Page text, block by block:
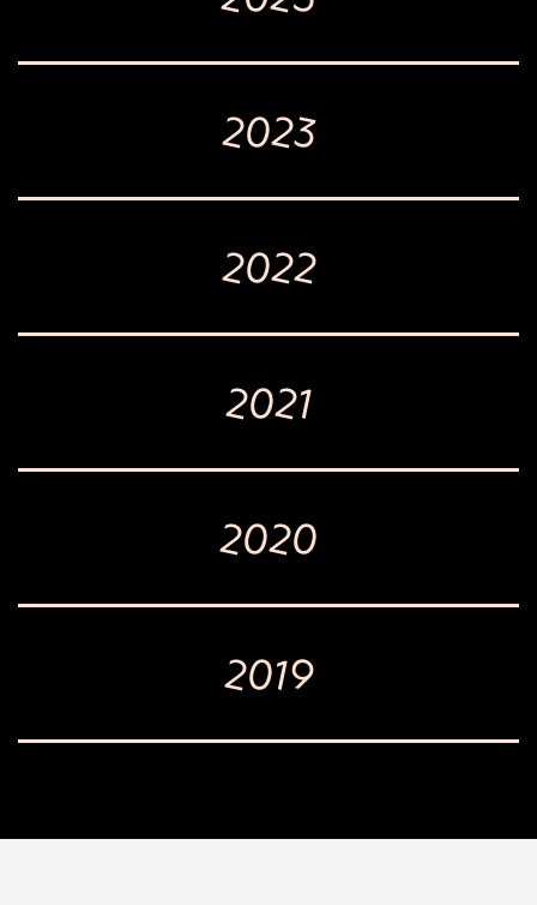
2023
2022
2021
2020
2019